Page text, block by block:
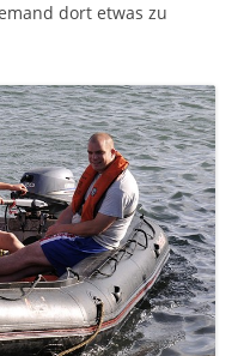
dort etwas zu